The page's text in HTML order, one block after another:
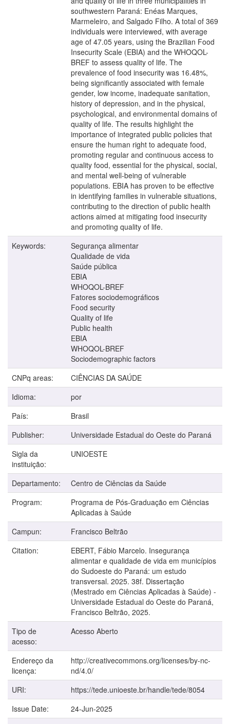
southwestern Paraná: Enéas Marques,
Marmeleiro, and Salgado Filho. A total of 369
individuals were interviewed, with average
age of 47.05 years, using the Brazilian Food
Insecurity Scale (EBIA) and the WHOQOL-
BREF to assess quality of life. The
prevalence of food insecurity was 16.48%,
being significantly associated with female
gender, low income, inadequate sanitation,
history of depression, and in the physical,
psychological, and environmental domains of
quality of life. The results highlight the
importance of integrated public policies that
ensure the human right to adequate food,
promoting regular and continuous access to
quality food, essential for the physical, social,
and mental well-being of vulnerable
populations. EBIA has proven to be effective
in identifying families in vulnerable situations,
contributing to the direction of public health
actions aimed at mitigating food insecurity
and promoting quality of life.
Keywords:
Segurança alimentar
Qualidade de vida
Saúde pública
EBIA
WHOQOL-BREF
Fatores sociodemográficos
Food security
Quality of life
Public health
EBIA
WHOQOL-BREF
Sociodemographic factors
CNPq areas:
CIÊNCIAS DA SAÚDE
Idioma:
por
País:
Brasil
Publisher:
Universidade Estadual do Oeste do Paraná
Sigla da
instituição:
UNIOESTE
Departamento:
Centro de Ciências da Saúde
Program:
Programa de Pós-Graduação em Ciências
Aplicadas à Saúde
Campun:
Francisco Beltrão
Citation:
EBERT, Fábio Marcelo. Insegurança
alimentar e qualidade de vida em municípios
do Sudoeste do Paraná: um estudo
transversal. 2025. 38f. Dissertação
(Mestrado em Ciências Aplicadas à Saúde) -
Universidade Estadual do Oeste do Paraná,
Francisco Beltrão, 2025.
Tipo de
acesso:
Acesso Aberto
Endereço da
licença:
http://creativecommons.org/licenses/by-nc-
nd/4.0/
URI:
https://tede.unioeste.br/handle/tede/8054
Issue Date:
24-Jun-2025